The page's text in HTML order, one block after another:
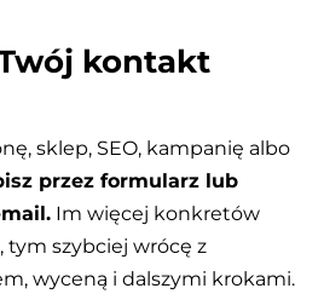
kontakt
sklep, SEO, kampanię albo
przez formularz lub
Im więcej konkretów
tym szybciej wrócę z
wyceną i dalszymi krokami.